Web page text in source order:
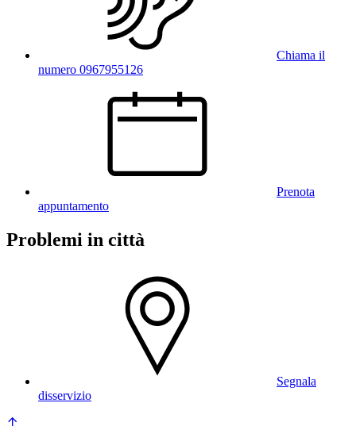
Chiama il
numero 0967955126
Prenota
appuntamento
Problemi in città
Segnala
disservizio